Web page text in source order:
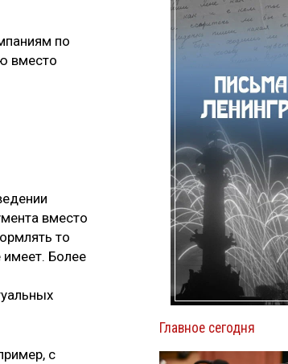
по
вместо
вместо
то
Более
с
Главное сегодня